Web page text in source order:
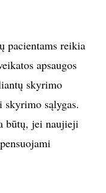
pacientams reikia
apsaugos
skyrimo
sąlygas.
būtų, jei naujieji